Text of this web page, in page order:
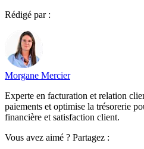
Rédigé par :
Morgane Mercier
Experte en facturation et relation
paiements et optimise la trésorerie
financière et satisfaction client.
Vous avez aimé ? Partagez :